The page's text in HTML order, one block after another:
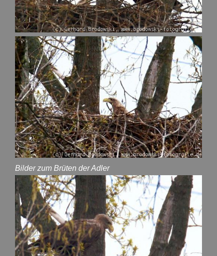
Bilder zum Brüten der Adler